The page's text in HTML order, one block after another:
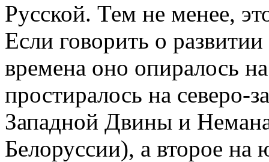
Русской. Тем не менее,
Если говорить о развитии
времена оно опиралось
простиралось на северо-
Западной Двины и
Белоруссии), а второе на